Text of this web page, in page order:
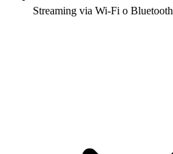
Streaming via Wi-Fi o Bluetooth